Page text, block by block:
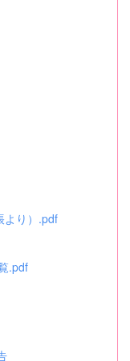
り）.pdf
.pdf